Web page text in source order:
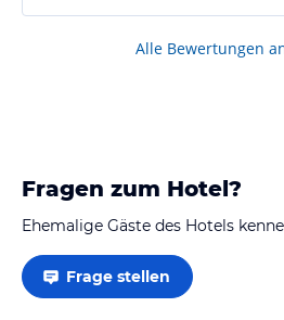
Alle Bewertungen
Fragen zum Hotel?
Ehemalige Gäste des Hotels
Frage stellen